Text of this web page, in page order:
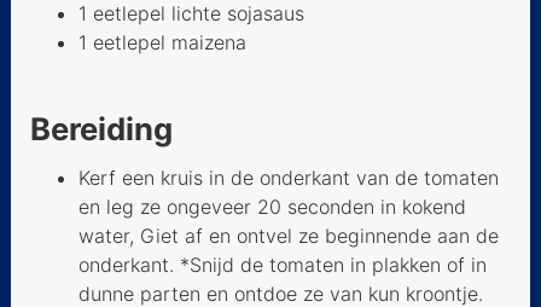
1 eetlepel lichte sojasaus
1 eetlepel maizena
Bereiding
Kerf een kruis in de onderkant van de tomaten
en leg ze ongeveer 20 seconden in kokend
water, Giet af en ontvel ze beginnende aan de
onderkant. *Snijd de tomaten in plakken of in
dunne parten en ontdoe ze van kun kroontje.
Asperges - Shandong
style
bijgerechten
Ebooks